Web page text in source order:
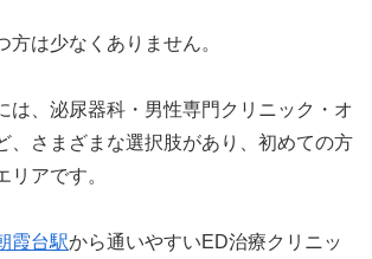
方は少なくありません。
は、泌尿器科・男性専門クリニック・オ
、さまざまな選択肢があり、初めての方
リアです。
霞台駅から通いやすいED治療クリニッ